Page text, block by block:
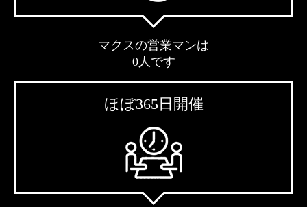
マクスの営業マンは
0人です
ほぼ365日開催